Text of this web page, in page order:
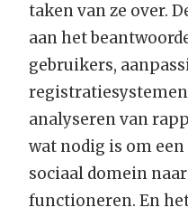
taken van ze over.
aan het
gebruikers,
analyseren van
wat nodig is om
sociaal domein
functioneren. En